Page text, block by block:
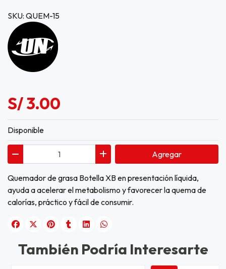
SKU: QUEM-15
S/ 3.00
Disponible
Agregar
Quemador de grasa Botella XB en presentación líquida,
ayuda a acelerar el metabolismo y favorecer la quema de
calorías, práctico y fácil de consumir.
También Podría Interesarte